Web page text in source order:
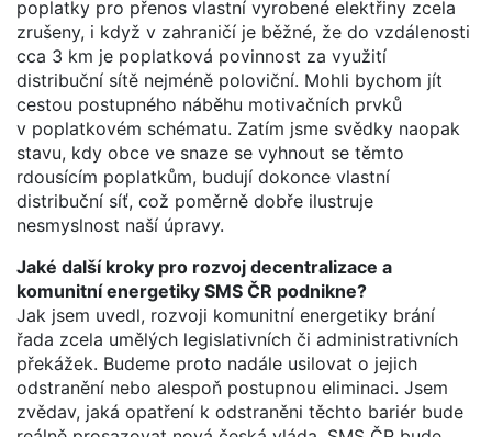
poplatky pro přenos vlastní vyrobené elektřiny zcela
zrušeny, i když v zahraničí je běžné, že do vzdálenosti
cca 3 km je poplatková povinnost za využití
distribuční sítě nejméně poloviční. Mohli bychom jít
cestou postupného náběhu motivačních prvků
v poplatkovém schématu. Zatím jsme svědky naopak
stavu, kdy obce ve snaze se vyhnout se těmto
rdousícím poplatkům, budují dokonce vlastní
distribuční síť, což poměrně dobře ilustruje
nesmyslnost naší úpravy.
Jaké další kroky pro rozvoj decentralizace a
komunitní energetiky SMS ČR podnikne?
Jak jsem uvedl, rozvoji komunitní energetiky brání
řada zcela umělých legislativních či administrativních
překážek. Budeme proto nadále usilovat o jejich
odstranění nebo alespoň postupnou eliminaci. Jsem
zvědav, jaká opatření k odstraněni těchto bariér bude